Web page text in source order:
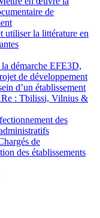
de
utiliser la littérature en
démarche EFE3D,
de développement
d’un établissement
: Tbilissi, Vilnius &
des
de
des établissements